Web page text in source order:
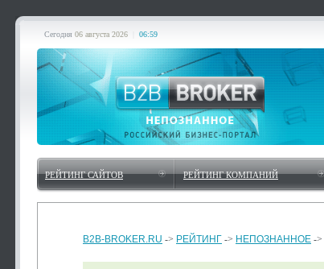
Сегодня 06 августа 2026 06:59
РЕЙТИНГ САЙТОВ РЕЙТИНГ КОМПАНИЙ
B2B-BROKER.RU -> РЕЙТИНГ -> НЕПОЗНАННОЕ ->